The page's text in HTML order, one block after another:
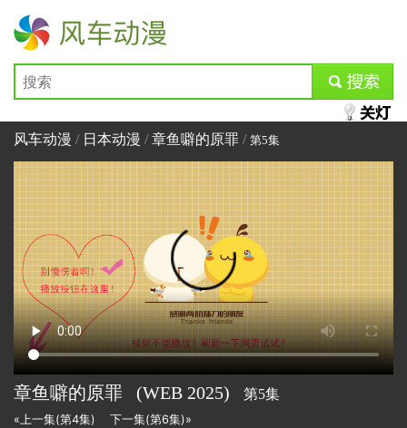
风车动漫
submit
风车动漫 / 日本动漫 /章鱼噼的原罪 / 第5集
章鱼噼的原罪 (WEB 2025) 第5集
«上一集(第4集) 下一集(第6集)»